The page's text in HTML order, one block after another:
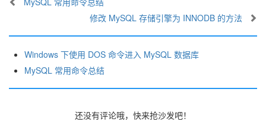
修改 MySQL 存储引擎为 INNODB 的方法
Windows 下使用 DOS 命令进入 MySQL 数据库
MySQL 常用命令总结
还没有评论哦，快来抢沙发吧！